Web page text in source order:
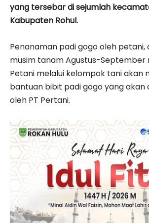
yang tersebar di sejumlah
Kabupaten Rohul.
Penanaman padi gogo oleh petani,
musim tanam Agustus-September
Petani melalui kelompok tani akan
bantuan bibit padi gogo yang akan
oleh PT Pertani.